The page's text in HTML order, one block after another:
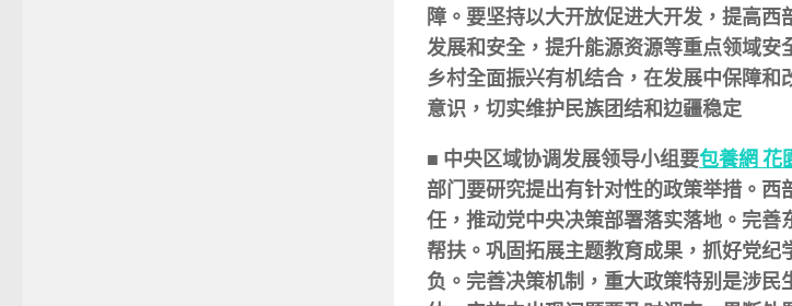
障。要坚持以大开放促进大开发，提高
发展和安全，提升能源资源等重点领域安
乡村全面振兴有机结合，在发展中保障
意识，切实维护民族团结和边疆稳定
■ 中央区域协调发展领导小组要包養網 花
部门要研究提出有针对性的政策举措。
任，推动党中央决策部署落实落地。完
帮扶。巩固拓展主题教育成果，抓好党
负。完善决策机制，重大政策特别是涉